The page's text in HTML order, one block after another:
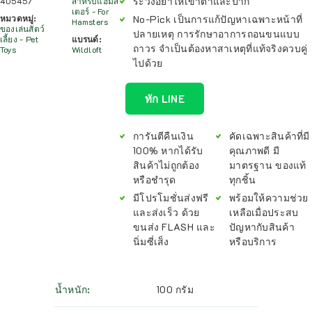
หมวดหมู่:
ของเล่นสัตว์
เลี้ยง - Pet
Toys
เตอร์ - For
Hamsters
แบรนด์:
Wildloft
No-Pick เป็นการแก้ปัญหาเฉพาะหน้าที่
ปลายเหตุ การรักษาอาการถอนขนแบบ
ถาวร จำเป็นต้องหาสาเหตุที่แท้จริงควบคู่
ไปด้วย
ทัก LINE
การันตีคืนเงิน
100% หากได้รับ
สินค้าไม่ถูกต้อง
หรือชำรุด
มีโปรโมชั่นส่งฟรี
และส่งเร็ว ด้วย
ขนส่ง FLASH และ
นิ่มซี่เส็ง
คัดเฉพาะสินค้าที่มี
คุณภาพดี มี
มาตรฐาน ของแท้
ทุกชิ้น
พร้อมให้ความช่วย
เหลือเมื่อประสบ
ปัญหากับสินค้า
หรือบริการ
น้ำหนัก 100 กรัม